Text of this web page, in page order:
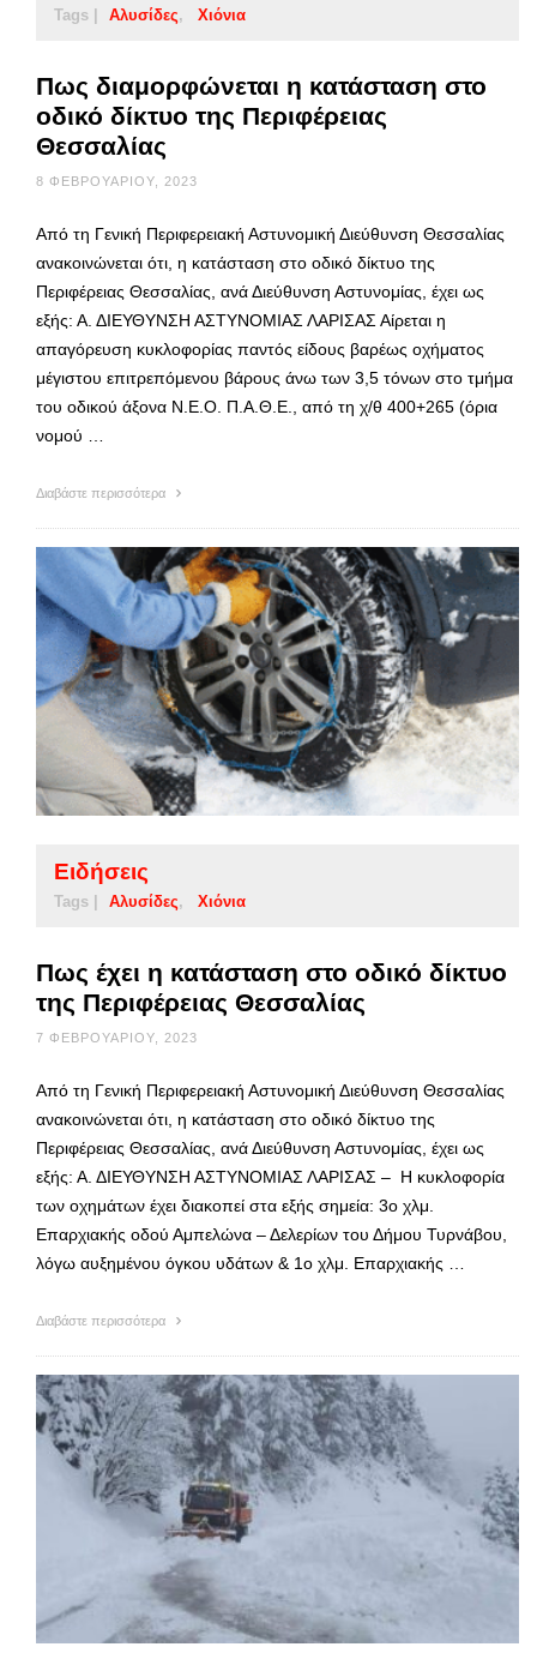
Tags | Αλυσίδες Χιόνια
Πως διαμορφώνεται η κατάσταση στο
οδικό δίκτυο της Περιφέρειας
Θεσσαλίας
8 ΦΕΒΡΟΥΑΡΊΟΥ, 2023
Από τη Γενική Περιφερειακή Αστυνομική Διεύθυνση Θεσσαλίας
ανακοινώνεται ότι, η κατάσταση στο οδικό δίκτυο της
Περιφέρειας Θεσσαλίας, ανά Διεύθυνση Αστυνομίας, έχει ως
εξής: Α. ΔΙΕΥΘΥΝΣΗ ΑΣΤΥΝΟΜΙΑΣ ΛΑΡΙΣΑΣ Αίρεται η
απαγόρευση κυκλοφορίας παντός είδους βαρέως οχήματος
μέγιστου επιτρεπόμενου βάρους άνω των 3,5 τόνων στο τμήμα
του οδικού άξονα Ν.Ε.Ο. Π.Α.Θ.Ε., από τη χ/θ 400+265 (όρια
νομού …
Διαβάστε περισσότερα
Ειδήσεις
Tags | Αλυσίδες Χιόνια
Πως έχει η κατάσταση στο οδικό δίκτυο
της Περιφέρειας Θεσσαλίας
7 ΦΕΒΡΟΥΑΡΊΟΥ, 2023
Από τη Γενική Περιφερειακή Αστυνομική Διεύθυνση Θεσσαλίας
ανακοινώνεται ότι, η κατάσταση στο οδικό δίκτυο της
Περιφέρειας Θεσσαλίας, ανά Διεύθυνση Αστυνομίας, έχει ως
εξής: Α. ΔΙΕΥΘΥΝΣΗ ΑΣΤΥΝΟΜΙΑΣ ΛΑΡΙΣΑΣ – Η κυκλοφορία
των οχημάτων έχει διακοπεί στα εξής σημεία: 3ο χλμ.
Επαρχιακής οδού Αμπελώνα – Δελερίων του Δήμου Τυρνάβου,
λόγω αυξημένου όγκου υδάτων & 1ο χλμ. Επαρχιακής …
Διαβάστε περισσότερα